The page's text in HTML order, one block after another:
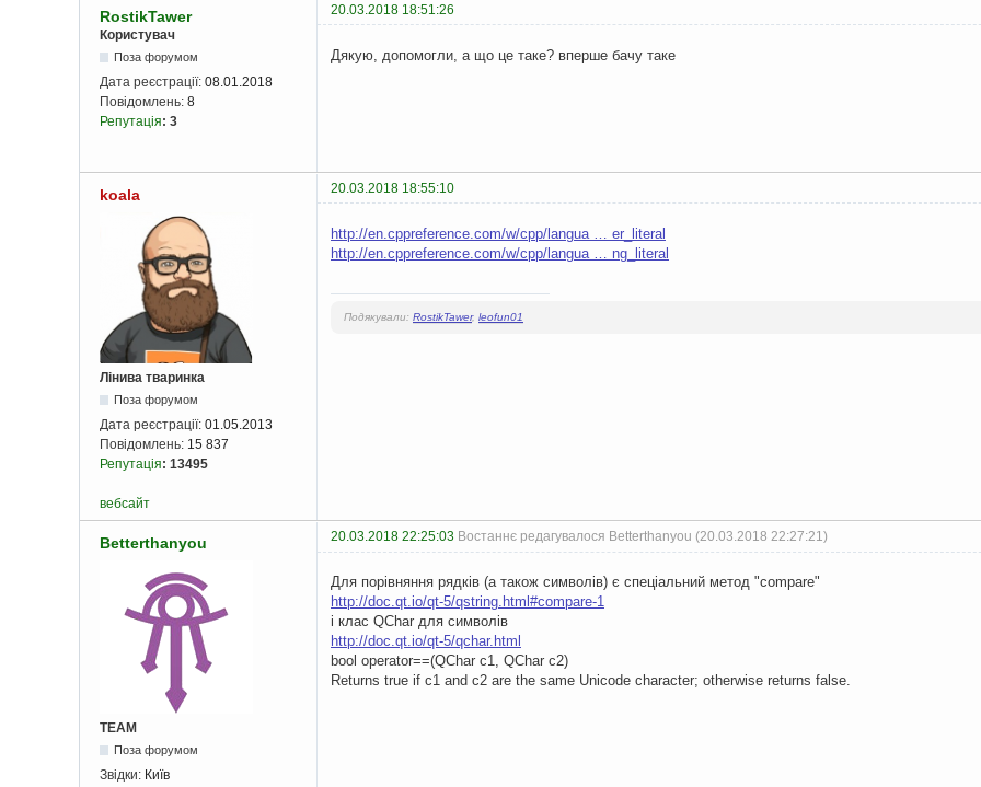
RostikTawer
20.03.2018 18:51:26
Користувач
Поза форумом
Дата реєстрації: 08.01.2018
Повідомлень: 8
Репутація: 3
Дякую, допомогли, а що це таке? вперше бачу таке
koala 20.03.2018 18:55:10
Лінива тваринка
Поза форумом
Дата реєстрації: 01.05.2013
Повідомлень: 15 837
Репутація: 13495
http://en.cppreference.com/w/cpp/langua … er_literal
http://en.cppreference.com/w/cpp/langua … ng_literal
Подякували: RostikTawer, leofun01
вебсайт
Betterthanyou 20.03.2018 22:25:03 Востаннє редагувалося Betterthanyou (20.03.2018 22:27:21)
TEAM
Поза форумом
Звідки: Київ
Для порівняння рядків (а також символів) є спеціальний метод "compare"
http://doc.qt.io/qt-5/qstring.html#compare-1
і клас QChar для символів
http://doc.qt.io/qt-5/qchar.html
bool operator==(QChar c1, QChar c2)
Returns true if c1 and c2 are the same Unicode character; otherwise returns false.